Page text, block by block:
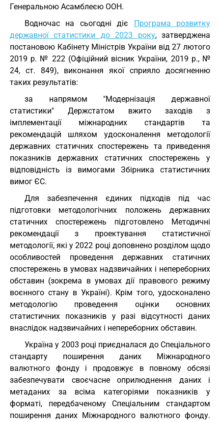
Генеральною Асамблеєю ООН.
Водночас на сьогодні діє Програма розвитку
державної статистики до 2023 року, затверджена
постановою Кабінету Міністрів України від 27 лютого
2019 р. № 222 (Офіційний вісник України, 2019 р., №
24, ст. 849), виконання якої сприяло досягненню
таких результатів:
за напрямом "Модернізація державної
статистики" Держстатом вжито заходів з
імплементації міжнародних стандартів та
рекомендацій шляхом удосконалення методології
державних статичних спостережень та приведення
показників державних статичних спостережень у
відповідність із вимогами Збірника статистичних
вимог ЄС.
Для забезпечення єдиних підходів під час
підготовки методологічних положень державних
статичних спостережень підготовлено Методичні
рекомендації з проектування статистичної
методології, які у 2022 році доповнено розділом щодо
особливостей проведення державних статичних
спостережень в умовах надзвичайних і непереборних
обставин (зокрема в умовах дії правового режиму
воєнного стану в Україні). Крім того, удосконалено
методологію проведення оцінки основних
статистичних показників у разі відсутності даних
внаслідок надзвичайних і непереборних обставин.
Україна у 2003 році приєдналася до Спеціального
стандарту поширення даних Міжнародного
валютного фонду і продовжує в повному обсязі
забезпечувати своєчасне оприлюднення даних і
метаданих за всіма категоріями показників у
форматі, передбаченому Спеціальним стандартом
поширення даних Міжнародного валютного фонду.